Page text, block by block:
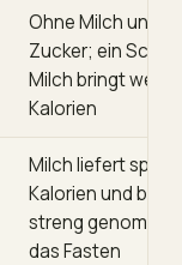
Ohne Milch und
Zucker; ein
Milch bringt
Kalorien
Milch liefert
Kalorien und
streng
das Fasten